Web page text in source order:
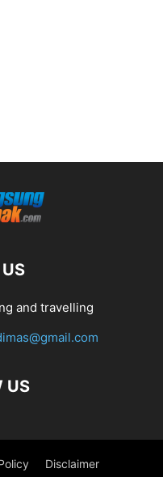
and travelling
US
Disclaimer